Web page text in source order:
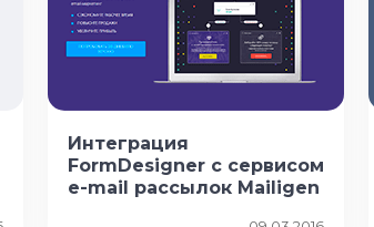
Интеграция
FormDesigner с сервисом
e-mail рассылок Mailigen